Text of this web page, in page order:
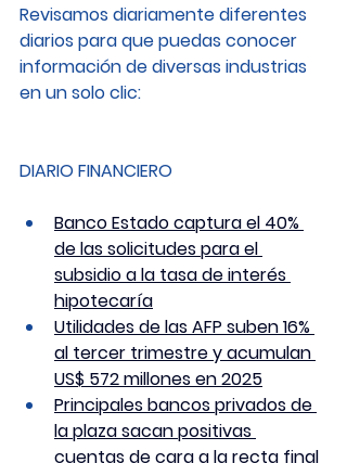
Revisamos diariamente diferentes
diarios para que puedas conocer
información de diversas industrias
en un solo clic:
DIARIO FINANCIERO
Banco Estado captura el 40%
de las solicitudes para el
subsidio a la tasa de interés
hipotecaría
Utilidades de las AFP suben 16%
al tercer trimestre y acumulan
US$ 572 millones en 2025
Principales bancos privados de
la plaza sacan positivas
cuentas de cara a la recta final